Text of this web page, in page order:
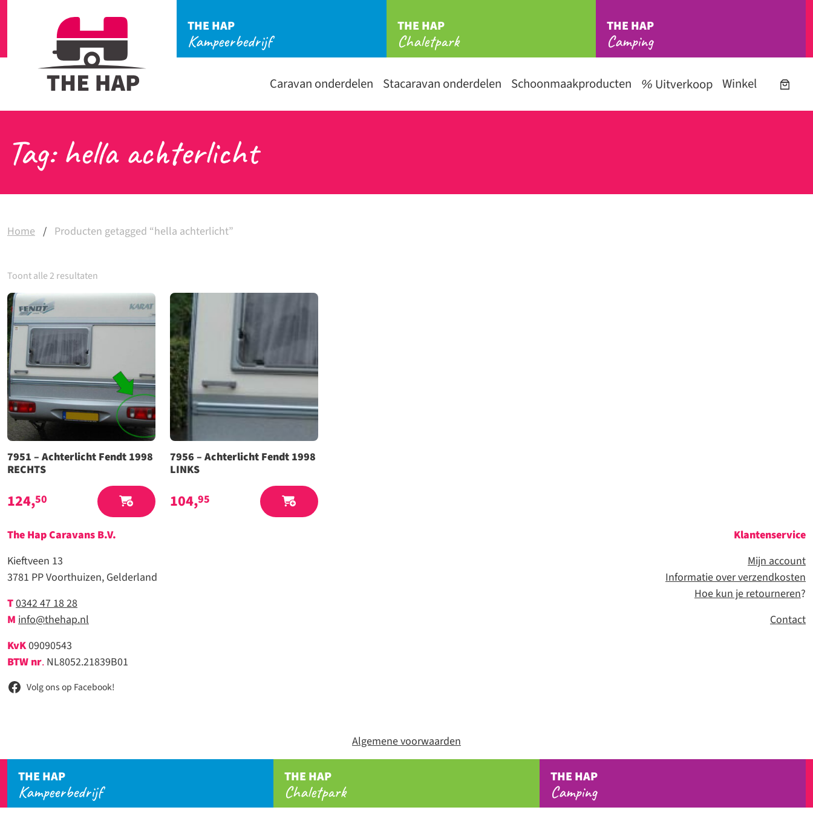
THE HAP
Kampeerbedrijf
THE HAP
Chaletpark
THE HAP
Camping
Caravan onderdelen Stacaravan onderdelen Schoonmaakproducten Uitverkoop Winkel
Tag: hella achterlicht
Home / Producten getagged “hella achterlicht”
Toont alle 2 resultaten
7951 – Achterlicht Fendt 1998
RECHTS
124,50
7956 – Achterlicht Fendt 1998
LINKS
104,95
The Hap Caravans B.V.
Kieftveen 13
3781 PP Voorthuizen, Gelderland
T0342 47 18 28
M info@thehap.nl
KvK09090543
BTW nr. NL8052.21839B01
Volg ons op Facebook!
Klantenservice
Mijn account
Informatie over verzendkosten
Hoe kun je retourneren?
Contact
Algemene voorwaarden
THE HAP
Kampeerbedrijf
THE HAP
Chaletpark
THE HAP
Camping